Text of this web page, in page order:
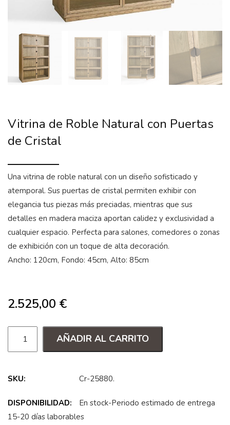
Vitrina de Roble Natural con Puertas
de Cristal
Una vitrina de roble natural con un diseño sofisticado y
atemporal. Sus puertas de cristal permiten exhibir con
elegancia tus piezas más preciadas, mientras que sus
detalles en madera maciza aportan calidez y exclusividad a
cualquier espacio. Perfecta para salones, comedores o zonas
de exhibición con un toque de alta decoración.
Ancho: 120cm, Fondo: 45cm, Alto: 85cm
2.525,00 €
AÑADIR AL CARRITO
SKU: Cr-25880.
DISPONIBILIDAD:
En stock-Periodo estimado de entrega
15-20 días laborables